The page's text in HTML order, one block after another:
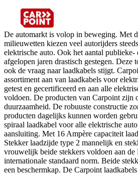
De automarkt is volop in beweging. Met
milieuwetten kiezen veel autorijders
elektrische auto. Ook het aantal publieke-
afgelopen jaren drastisch gestegen. Deze
ook de vraag naar laadkabels stijgt.
assortiment aan van laadkabels voor
getest en gecertificeerd en aan alle
voldoen. De producten van Carpoint zijn
duurzaamheid. De robuuste constructie
producten dagelijks kunnen worden
spiraal laadkabel voor alle elektrische
aansluiting. Met 16 Ampère capaciteit
Stekker laadzijde type 2 mannelijk en
vrouwelijk beide stekkers voldoen aan de
internationale standaard norm. Beide
een beschermkap. De Carpoint